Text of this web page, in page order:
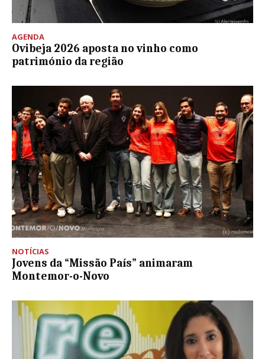
AGENDA
Ovibeja 2026 aposta no vinho como
património da região
NOTÍCIAS
Jovens da “Missão País” animaram
Montemor-o-Novo